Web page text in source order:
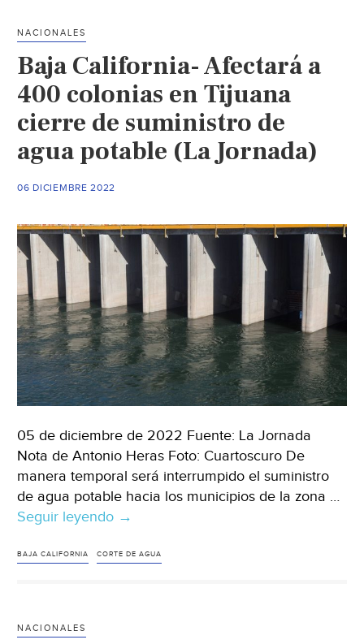
quedan
servicio
colonias
Sol
Tampico)
NACIONALES
Baja California- Afectará a
400 colonias en Tijuana
cierre de suministro de
agua potable (La Jornada)
06 DICIEMBRE 2022
05 de diciembre de 2022 Fuente: La Jornada
Nota de Antonio Heras Foto: Cuartoscuro De
manera temporal será interrumpido el suministro
de agua potable hacia los municipios de la zona …
Seguir leyendo Baja
Afectará
→
BAJA CALIFORNIA CORTE DE AGUA
NACIONALES